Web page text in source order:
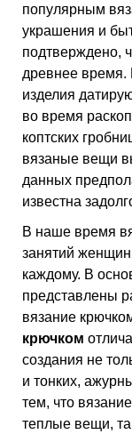
популярным
украшения и
подтверждено,
древнее
изделия
во время
коптских
вязаные вещи
данных
известна
В наше время
занятий
каждому. В
представлены
вязание
крючком
создания не
и тонких,
тем, что
теплые вещи,